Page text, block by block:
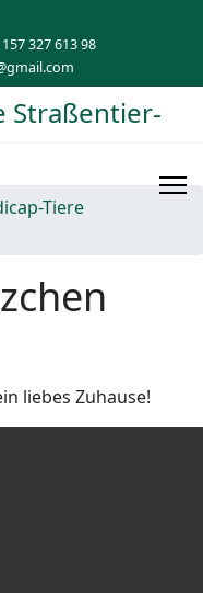
327 613 98
Tiere
liebes Zuhause!